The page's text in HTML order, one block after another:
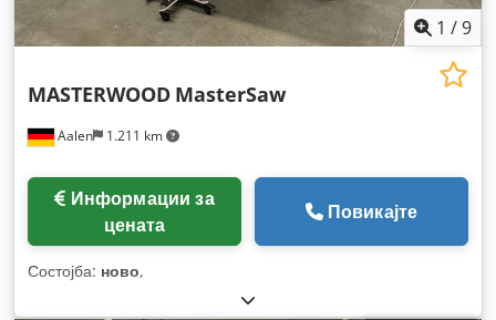
1 /9
Aalen 1.211 km
MASTERWOOD MasterSaw
цената
Повикајте
Состојба: ново,